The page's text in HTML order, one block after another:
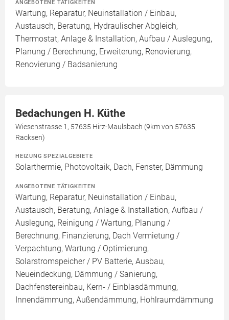
ANGEBOTENE TÄTIGKEITEN
Wartung, Reparatur, Neuinstallation / Einbau,
Austausch, Beratung, Hydraulischer Abgleich,
Thermostat, Anlage & Installation, Aufbau / Auslegung,
Planung / Berechnung, Erweiterung, Renovierung,
Renovierung / Badsanierung
Bedachungen H. Küthe
Wiesenstrasse 1, 57635 Hirz-Maulsbach (9km von 57635
Racksen)
HEIZUNG SPEZIALGEBIETE
Solarthermie, Photovoltaik, Dach, Fenster, Dämmung
ANGEBOTENE TÄTIGKEITEN
Wartung, Reparatur, Neuinstallation / Einbau,
Austausch, Beratung, Anlage & Installation, Aufbau /
Auslegung, Reinigung / Wartung, Planung /
Berechnung, Finanzierung, Dach Vermietung /
Verpachtung, Wartung / Optimierung,
Solarstromspeicher / PV Batterie, Ausbau,
Neueindeckung, Dämmung / Sanierung,
Dachfenstereinbau, Kern- / Einblasdämmung,
Innendämmung, Außendämmung, Hohlraumdämmung